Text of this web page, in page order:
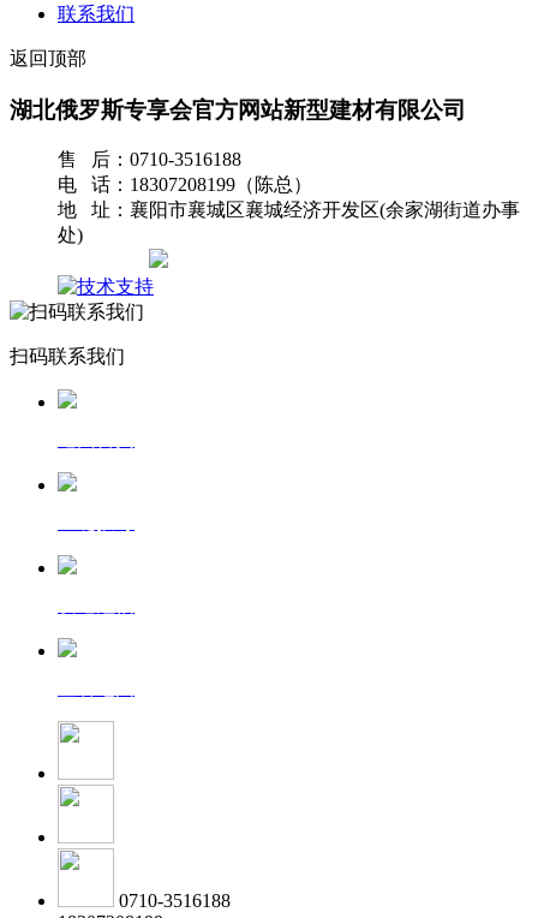
联系我们
返回顶部
湖北俄罗斯专享会官方网站新型建材有限公司
售 后：0710-3516188
电 话：18307208199（陈总）
地 址：襄阳市襄城区襄城经济开发区(余家湖街道办事
处)
扫码联系我们
0710-3516188